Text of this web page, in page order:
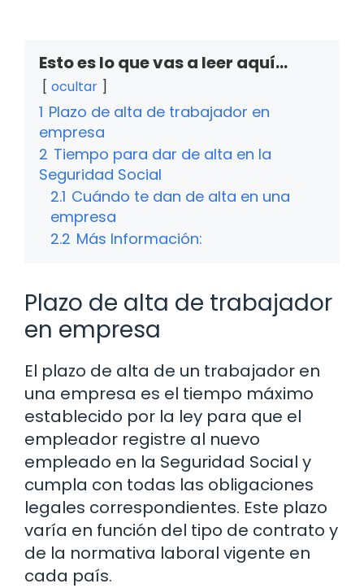
Esto es lo que vas a leer aquí...
ocultar
1 Plazo de alta de trabajador en
empresa
2 Tiempo para dar de alta en la
Seguridad Social
2.1 Cuándo te dan de alta en una
empresa
2.2 Más Información:
Plazo de alta de trabajador
en empresa
El plazo de alta de un trabajador en
una empresa es el tiempo máximo
establecido por la ley para que el
empleador registre al nuevo
empleado en la Seguridad Social y
cumpla con todas las obligaciones
legales correspondientes. Este plazo
varía en función del tipo de contrato y
de la normativa laboral vigente en
cada país.